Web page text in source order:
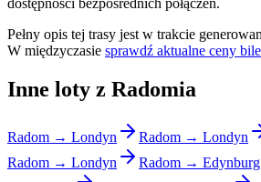
dostępności bezpośrednich połączeń.
Pełny opis tej trasy jest w trakcie
W międzyczasie sprawdź aktualne ceny
Inne loty z Radomia
Radom → Londyn Radom → Londyn
Radom → Londyn
Radom → Edynburg